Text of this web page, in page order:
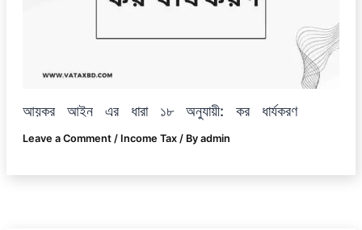
আয়কর আইন এর ধারা ১৮ অনুযায়ী: কর ধার্যকরণ
Leave a Comment / Income Tax/ By admin